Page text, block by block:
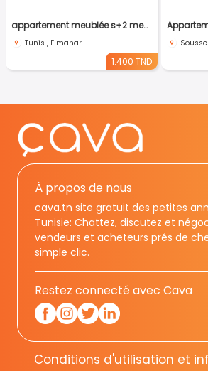
appartement meublée s+2 meublé a el Manar 2
Tunis , Elmanar
1.400 TND
À propos de nous
cava.tn site gratuit des petites
Tunisie: Chattez, discutez et
vendeurs et acheteurs prés de
simple clic.
Restez connecté avec Cava
Conditions d'utilisation et